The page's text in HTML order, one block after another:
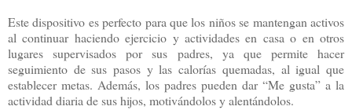
Este dispositivo es perfecto para que los niños se mantengan activos
al continuar haciendo ejercicio y actividades en casa o en otros
lugares supervisados por sus padres, ya que permite hacer
seguimiento de sus pasos y las calorías quemadas, al igual que
establecer metas. Además, los padres pueden dar “Me gusta” a la
actividad diaria de sus hijos, motivándolos y alentándolos.